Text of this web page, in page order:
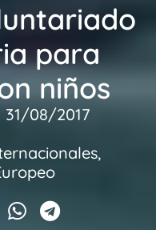
para
niños
31/08/2017
,